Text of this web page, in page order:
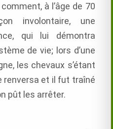
à l’âge de 70
involontaire, une
qui lui démontra
de vie; lors d’une
les chevaux s’étant
renversa et il fut traîné
pût les arrêter.